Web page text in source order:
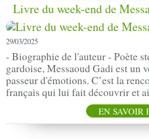
Livre du week-end de
29/03/2025
- Biographie de l'auteur - Poète
gardoise, Messaoud Gadi est un
passeur d'émotions. C’est la
français qui lui fait découvrir et
EN SAVOIR